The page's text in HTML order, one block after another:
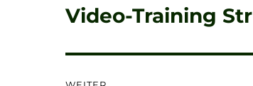
Vorheriger
Video-Training